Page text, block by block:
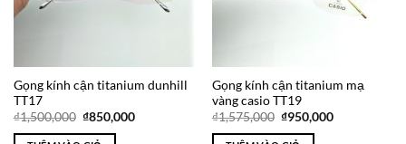
Gọng kính cận titanium dunhill
TT17
₫1,500,000 Giá
là:
₫850,000Giá
Gọng kính cận titanium mạ
vàng casio TT19
₫1,575,000 Giá
là:
₫950,000Giá